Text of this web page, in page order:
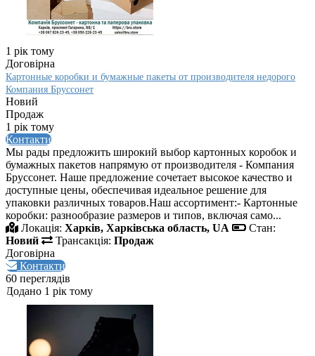
1 рік тому
Договірна
Картонные коробки и бумажные пакеты от производителя недорого
Компания Бруссонет
Новий
Продаж
1 рік тому
Контакти
Мы рады предложить широкий выбор картонных коробок и
бумажных пакетов напрямую от производителя - Компания
Бруссонет. Наше предложение сочетает высокое качество и
доступные цены, обеспечивая идеальное решение для
упаковки различных товаров.Наш ассортимент:- Картонные
коробки: разнообразие размеров и типов, включая само...
Локація: Харків, Харківська область, UA
Стан:
Новий
Трансакція: Продаж
Договірна
Контакти
60 переглядів
Додано 1 рік тому